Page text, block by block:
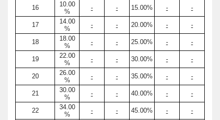
16
10.00
%
- - 15.00% - -
17
14.00
%
- - 20.00% - -
18
18.00
%
- - 25.00% - -
19
22.00
%
- - 30.00% - -
20
26.00
%
- - 35.00% - -
21
30.00
%
- - 40.00% - -
22
34.00
%
- - 45.00% - -